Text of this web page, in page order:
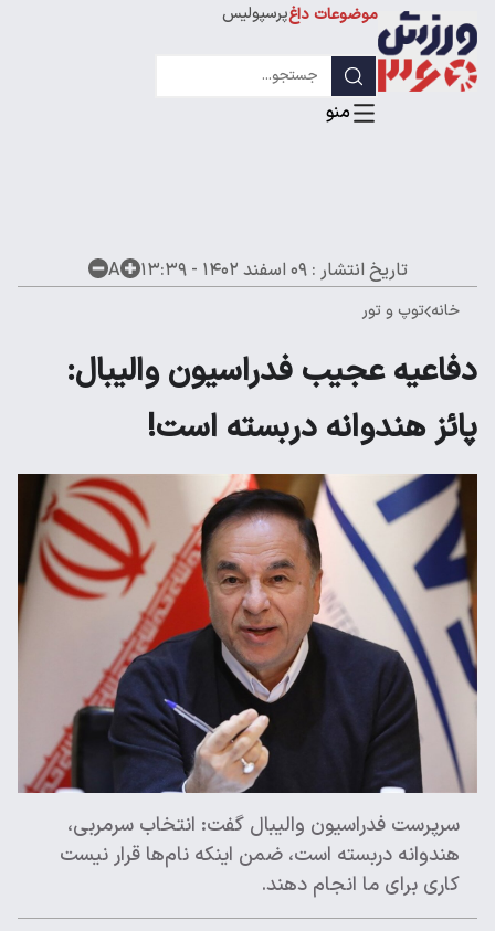
موضوعات داغپرسپولیس
لیگ قهرمانان
تاریخ انتشار :۰۹ اسفند ۱۴۰۲ - ۱۳:۳۹ A
خانه توپ و تور
دفاعیه عجیب فدراسیون والیبال:
پائز هندوانه دربسته است!
سرپرست فدراسیون والیبال گفت: انتخاب سرمربی،‌
هندوانه دربسته است، ضمن اینکه نام‌ها قرار نیست
کاری برای ما انجام دهند.